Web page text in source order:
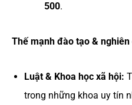
500.
Thế mạnh đào tạo & nghiên
Luật & Khoa học xã hội:
trong những khoa uy tín